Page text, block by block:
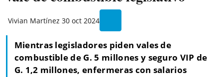
Vivian Martínez 30 oct 2024
Mientras legisladores piden vales de
combustible de G. 5 millones y seguro VIP de
G. 1,2 millones, enfermeras con salarios